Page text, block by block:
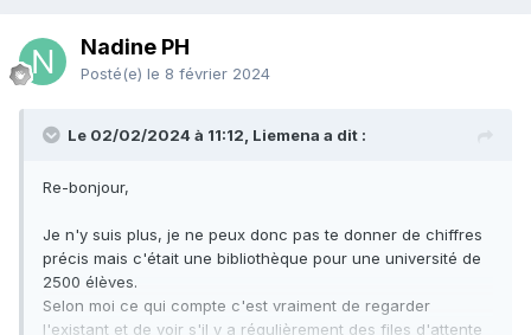
Nadine PH
Posté(e) le 8 février 2024
Le 02/02/2024 à 11:12, Liemena a dit :
Re-bonjour,
Je n'y suis plus, je ne peux donc pas te donner de chiffres
précis mais c'était une bibliothèque pour une université de
2500 élèves.
Selon moi ce qui compte c'est vraiment de regarder
l'existant et de voir s'il y a régulièrement des files d'attente